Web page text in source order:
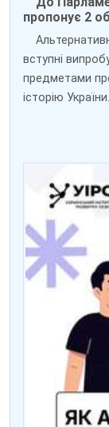
пропонує 2
вступні
предметами
історію України.